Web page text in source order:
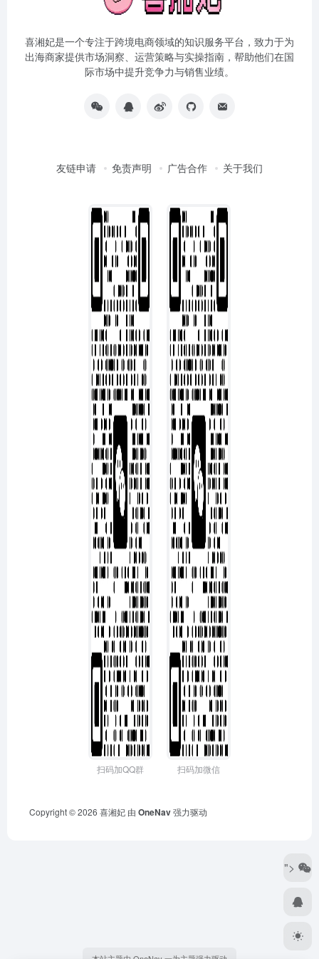
喜湘妃是一个专注于跨境电商领域的知识服务平台，致力于为
出海商家提供市场洞察、运营策略与实操指南，帮助他们在国
际市场中提升竞争力与销售业绩。
友链申请 免责声明 广告合作 关于我们
扫码加QQ群 扫码加微信
Copyright © 2026 喜湘妃 由 OneNav强力驱动
">